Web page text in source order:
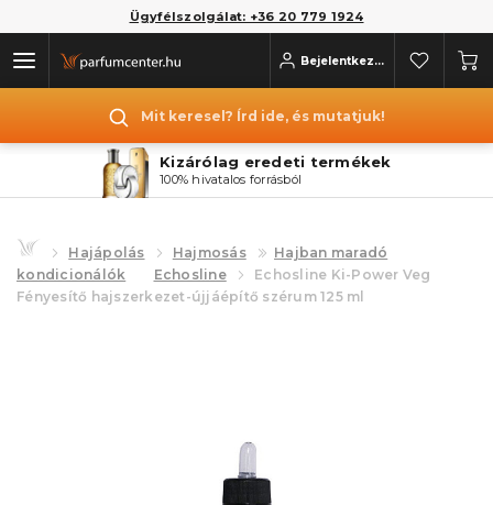
Ügyfélszolgálat: +36 20 779 1924
Bejelentkezés
Mit keresel? Írd ide, és mutatjuk!
Kizárólag eredeti termékek
100% hivatalos forrásból
Hajápolás Hajmosás
Hajban maradó
kondicionálók
Echosline
Echosline Ki-Power Veg
Fényesítő hajszerkezet-újjáépítő szérum 125 ml